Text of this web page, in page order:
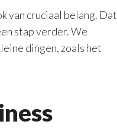
van cruciaal belang. Dat
stap verder. We
dingen, zoals het